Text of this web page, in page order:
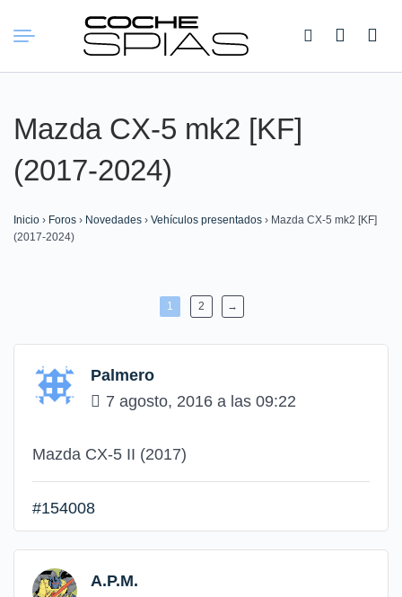
Buscar:
Mazda CX-5 mk2 [KF]
(2017-2024)
Inicio › Foros › Novedades › Vehículos presentados › Mazda CX-5 mk2 [KF]
(2017-2024)
1 2 →
Palmero
7 agosto, 2016 a las 09:22
Mazda CX-5 II (2017)
#154008
A.P.M.